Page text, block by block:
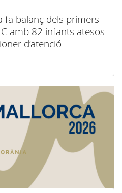
fa balanç dels primers
amb 82 infants atesos
d’atenció